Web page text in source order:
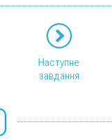
Наступне
завдання